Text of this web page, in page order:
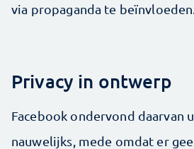
via propaganda te beïnvloeden.
Privacy in ontwerp
Facebook ondervond daarvan
nauwelijks, mede omdat er